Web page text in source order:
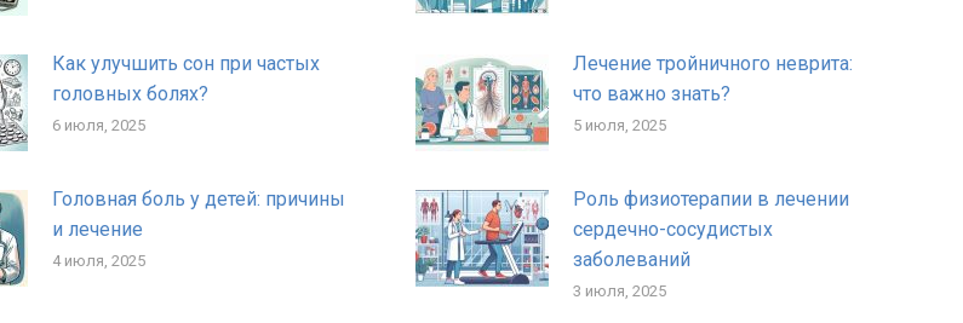
Как улучшить сон при частых
головных болях?
6 июля, 2025
Лечение тройничного неврита:
что важно знать?
5 июля, 2025
Головная боль у детей: причины
и лечение
4 июля, 2025
Роль физиотерапии в лечении
сердечно-сосудистых
заболеваний
3 июля, 2025